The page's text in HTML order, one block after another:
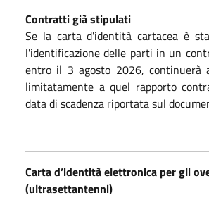
Contratti già stipulati
Se la carta d'identità cartacea è
l'identificazione delle parti in un
entro il 3 agosto 2026, continuerà
limitatamente a quel rapporto
data di scadenza riportata sul
Carta d’identità elettronica per gli
(ultrasettantenni)